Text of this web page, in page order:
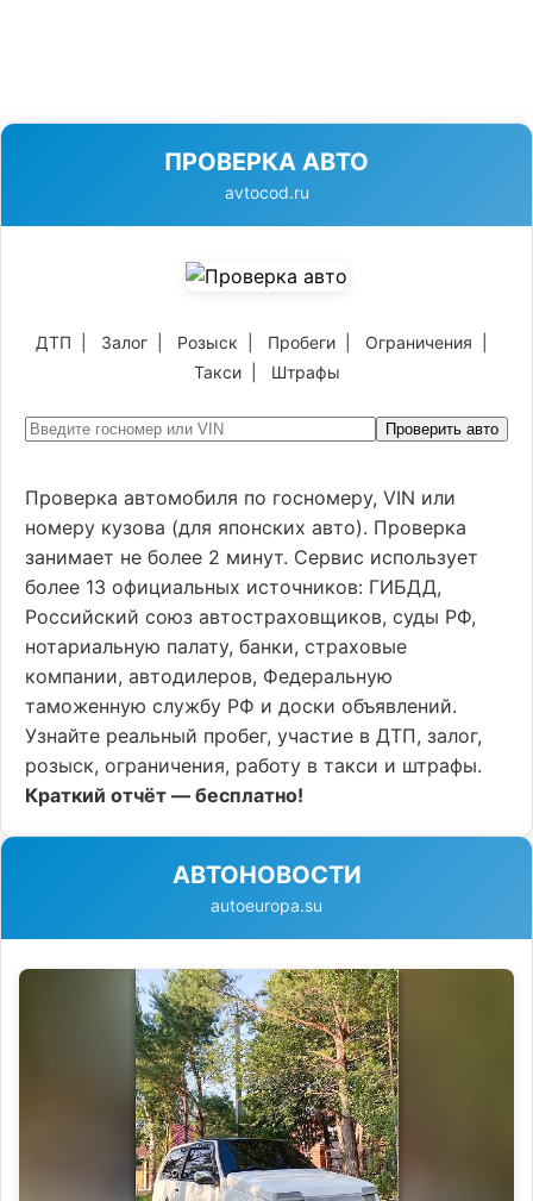
ПРОВЕРКА АВТО
avtocod.ru
ДТП Залог Розыск Пробеги Ограничения
Такси| Штрафы
Проверить авто
Проверка автомобиля по госномеру, VIN или
номеру кузова (для японских авто). Проверка
занимает не более 2 минут. Сервис использует
более 13 официальных источников: ГИБДД,
Российский союз автостраховщиков, суды РФ,
нотариальную палату, банки, страховые
компании, автодилеров, Федеральную
таможенную службу РФ и доски объявлений.
Узнайте реальный пробег, участие в ДТП, залог,
розыск, ограничения, работу в такси и штрафы.
Краткий отчёт — бесплатно!
АВТОНОВОСТИ
autoeuropa.su